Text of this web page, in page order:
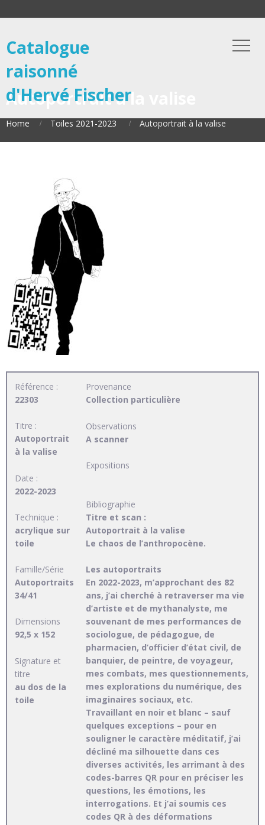
Catalogue
raisonné
d'Hervé Fischer
Autoportrait à la valise
Home Toiles 2021-2023 Autoportrait à la valise
Référence :
22303
Titre :
Autoportrait
à la valise
Date :
2022-2023
Technique :
acrylique sur
toile
Famille/Série
Autoportraits
34/41
Dimensions
92,5 x 152
Signature et
titre
au dos de la
toile
Provenance
Collection particulière
Observations
A scanner
Expositions
Bibliographie
Titre et scan :
Autoportrait à la valise
Le chaos de l’anthropocène.
Les autoportraits
En 2022-2023, m’approchant des 82
ans, j’ai cherché à retraverser ma vie
d’artiste et de mythanalyste, me
souvenant de mes performances de
sociologue, de pédagogue, de
pharmacien, d’officier d’état civil, de
banquier, de peintre, de voyageur,
mes combats, mes questionnements,
mes explorations du numérique, des
imaginaires sociaux, etc.
Travaillant en noir et blanc – sauf
quelques exceptions – pour en
souligner le caractère méditatif, j’ai
décliné ma silhouette dans ces
diverses activités, les arrimant à des
codes-barres QR pour en préciser les
questions, les émotions, les
interrogations. Et j’ai soumis ces
codes QR à des déformations